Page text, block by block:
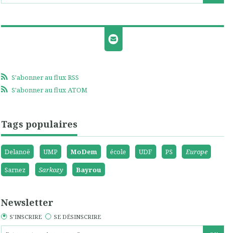
S'abonner au flux RSS
S'abonner au flux ATOM
Tags populaires
Delanoë UMP MoDem école UDF PS
Europe
Sarnez
Sarkozy Bayrou
Newsletter
S'INSCRIRE SE DÉSINSCRIRE